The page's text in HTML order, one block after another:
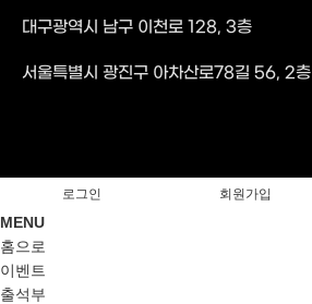
대구광역시 남구 이천로 128, 3층
서울특별시 광진구 아차산로78길 56, 2층
로그인 회원가입
MENU
홈으로
이벤트
출석부